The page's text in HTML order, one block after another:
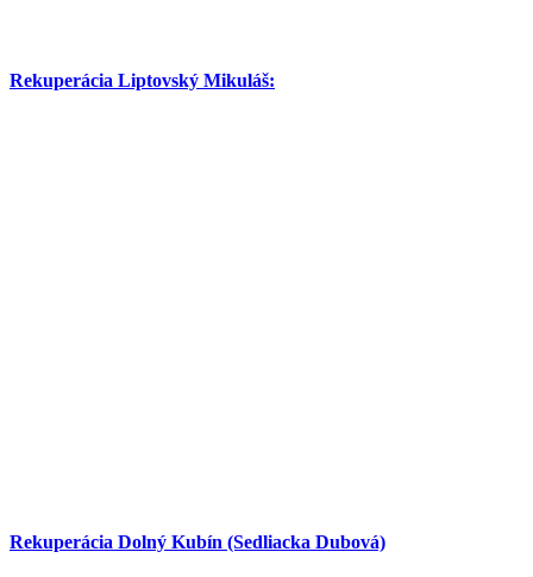
Rekuperácia Liptovský Mikuláš:
Rekuperácia Dolný Kubín (Sedliacka Dubová)